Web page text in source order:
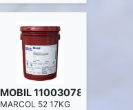
MOBIL 11003078
MARCOL 52 17KG